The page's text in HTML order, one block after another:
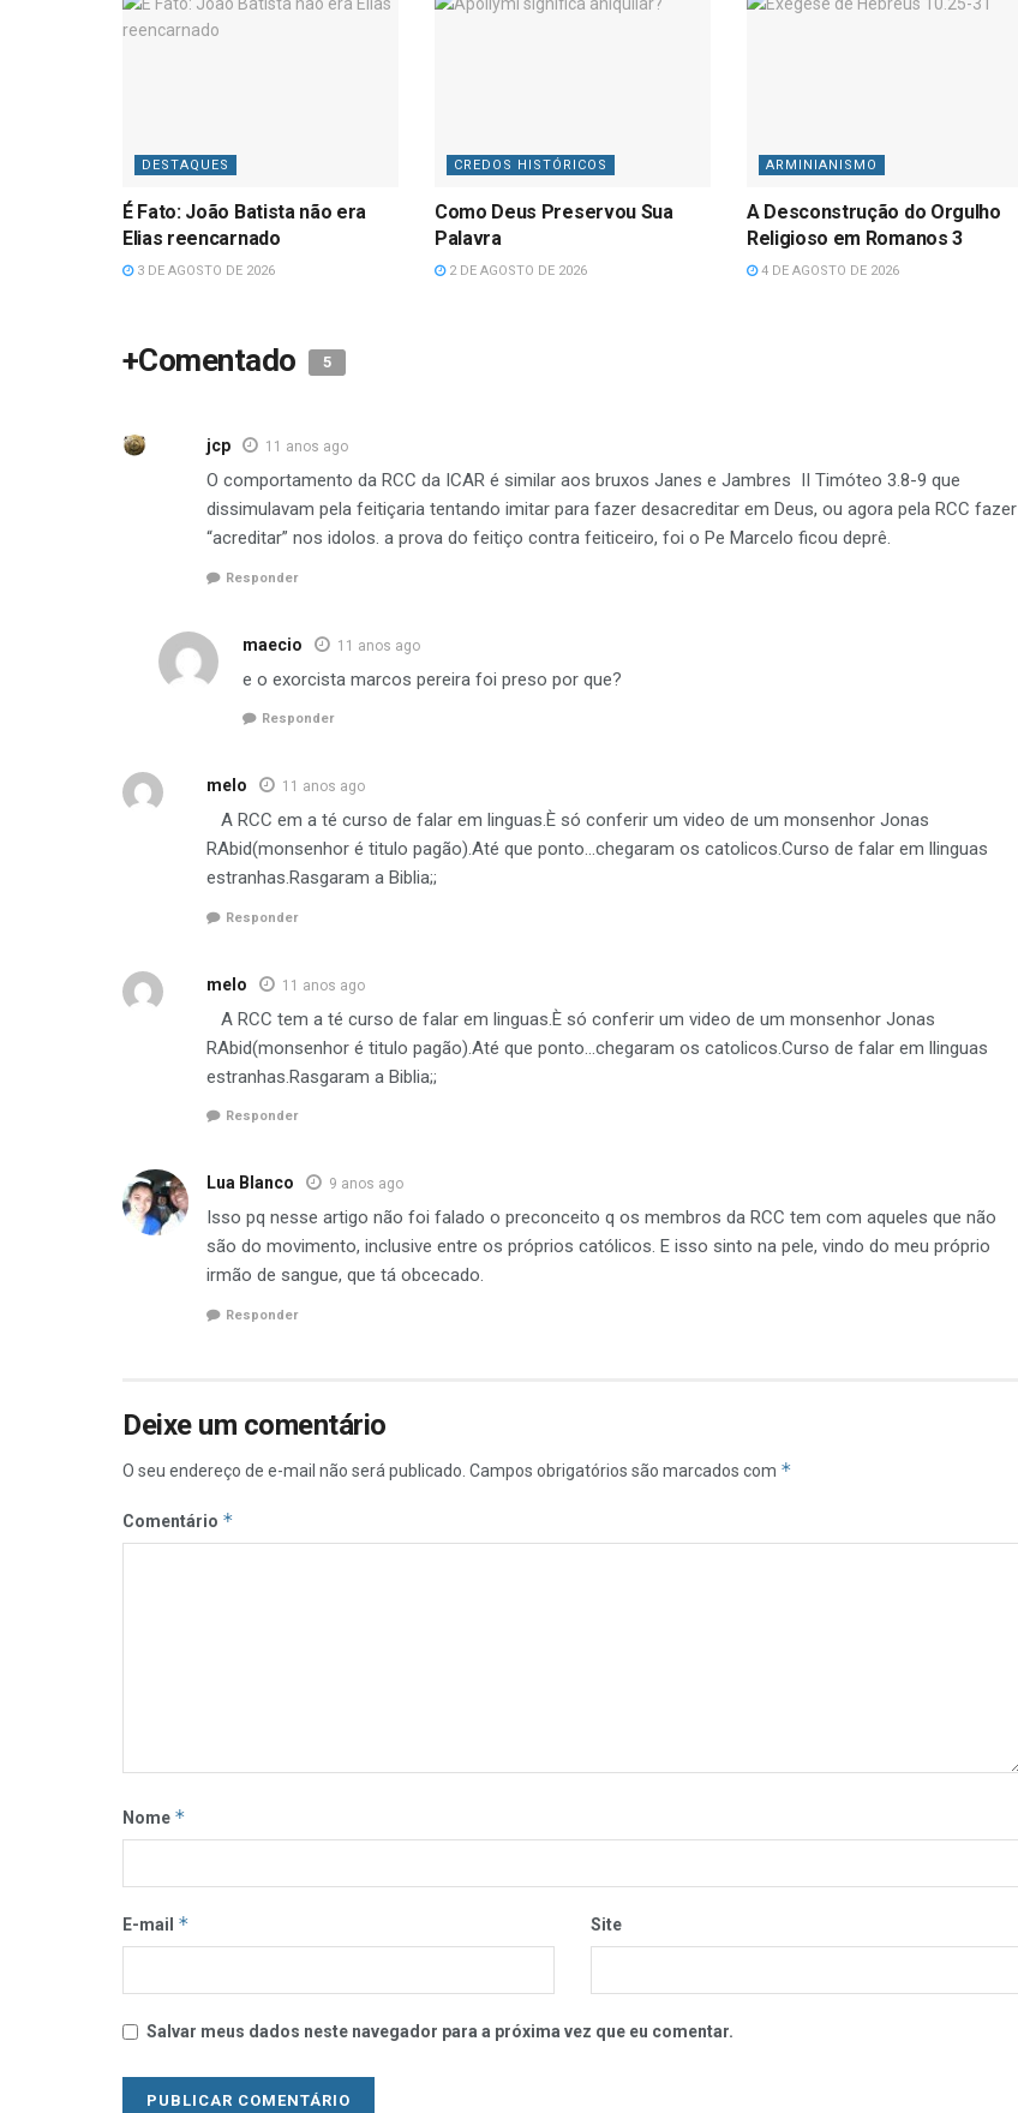
DESTAQUES
É Fato: João Batista não era
Elias reencarnado
3 DE AGOSTO DE 2026
CREDOS HISTÓRICOS
Como Deus Preservou Sua
Palavra
2 DE AGOSTO DE 2026
ARMINIANISMO
A Desconstrução do Orgulho
Religioso em Romanos 3
4 DE AGOSTO DE 2026
+Comentado 5
jcp 11 anos ago
O comportamento da RCC da ICAR é similar aos bruxos Janes e Jambres II Timóteo 3.8-9 que
dissimulavam pela feitiçaria tentando imitar para fazer desacreditar em Deus, ou agora pela RCC fazer
“acreditar” nos idolos. a prova do feitiço contra feiticeiro, foi o Pe Marcelo ficou deprê.
Responder
maecio 11 anos ago
e o exorcista marcos pereira foi preso por que?
Responder
melo 11 anos ago
A RCC em a té curso de falar em linguas.È só conferir um video de um monsenhor Jonas
RAbid(monsenhor é titulo pagão).Até que ponto…chegaram os catolicos.Curso de falar em llinguas
estranhas.Rasgaram a Biblia;;
Responder
melo 11 anos ago
A RCC tem a té curso de falar em linguas.È só conferir um video de um monsenhor Jonas
RAbid(monsenhor é titulo pagão).Até que ponto…chegaram os catolicos.Curso de falar em llinguas
estranhas.Rasgaram a Biblia;;
Responder
Lua Blanco 9 anos ago
Isso pq nesse artigo não foi falado o preconceito q os membros da RCC tem com aqueles que não
são do movimento, inclusive entre os próprios católicos. E isso sinto na pele, vindo do meu próprio
irmão de sangue, que tá obcecado.
Responder
Deixe um comentário
O seu endereço de e-mail não será publicado. Campos obrigatórios são marcados com *
Comentário *
Nome *
E-mail * Site
Salvar meus dados neste navegador para a próxima vez que eu comentar.